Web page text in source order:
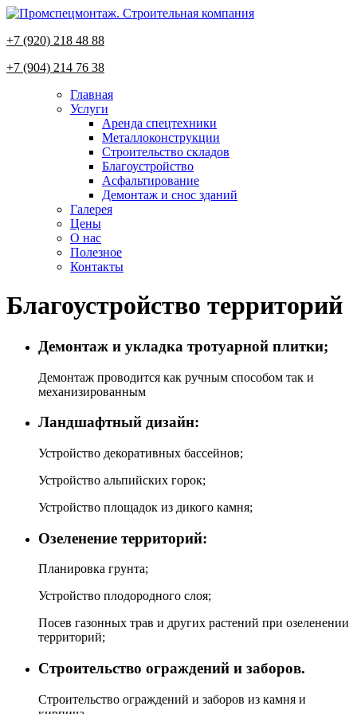
+7 (920) 218 48 88
+7 (904) 214 76 38
Главная
Услуги
Аренда спецтехники
Металлоконструкции
Строительство складов
Благоустройство
Асфальтирование
Демонтаж и снос зданий
Галерея
Цены
О нас
Полезное
Контакты
Благоустройство территорий
Демонтаж и укладка тротуарной плитки;
Демонтаж проводится как ручным способом так и
механизированным
Ландшафтный дизайн:
Устройство декоративных бассейнов;
Устройство альпийских горок;
Устройство площадок из дикого камня;
Озеленение территорий:
Планировка грунта;
Устройство плодородного слоя;
Посев газонных трав и других растений при озеленении
территорий;
Строительство ограждений и заборов.
Строительство ограждений и заборов из камня и